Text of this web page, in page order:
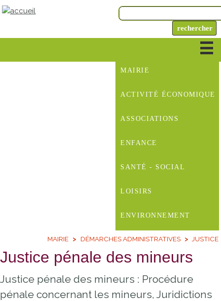
MAIRIE
ACTIVITÉ ÉCONOMIQUE
ASSOCIATIONS
ENFANCE
SANTÉ - SOCIAL
LOISIRS
ENVIRONNEMENT
MAIRIE DÉMARCHES ADMINISTRATIVES JUSTICE
Justice pénale des mineurs
Justice pénale des mineurs : Procédure
pénale concernant les mineurs, Juridictions